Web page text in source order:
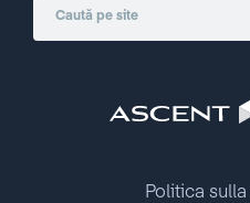
Politica